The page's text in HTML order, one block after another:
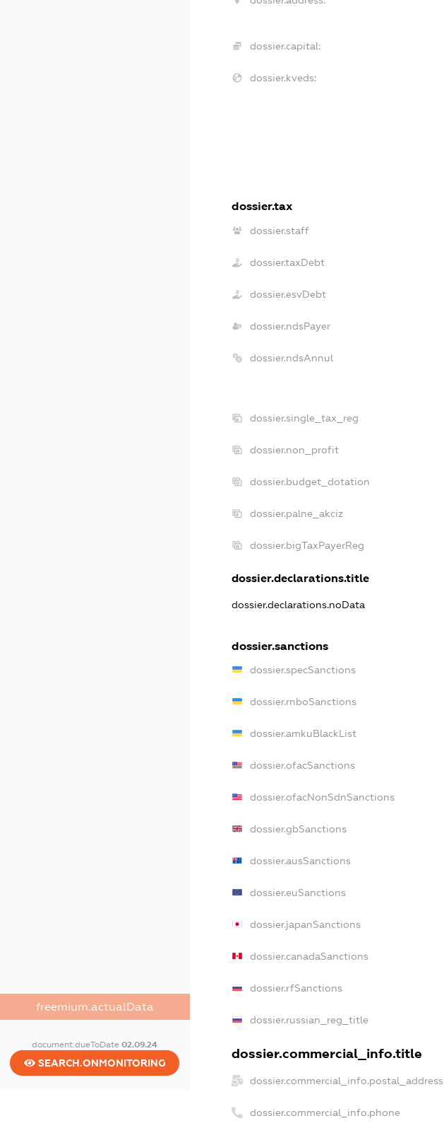
freemium.actualData
document.dueToDate02.09.24
SEARCH.ONMONITORING
dossier.capital:
dossier.kveds:
dossier.tax
dossier.staff
dossier.taxDebt
dossier.esvDebt
dossier.ndsPayer
dossier.ndsAnnul
dossier.single_tax_reg
dossier.non_profit
dossier.budget_dotation
dossier.palne_akciz
dossier.bigTaxPayerReg
dossier.declarations.title
dossier.declarations.noData
dossier.sanctions
dossier.specSanctions
dossier.rnboSanctions
dossier.amkuBlackList
dossier.ofacSanctions
dossier.ofacNonSdnSanctions
dossier.gbSanctions
dossier.ausSanctions
dossier.euSanctions
dossier.japanSanctions
dossier.canadaSanctions
dossier.rfSanctions
dossier.russian_reg_title
dossier.commercial_info.title
dossier.commercial_info.postal_address
dossier.commercial_info.phone